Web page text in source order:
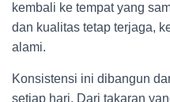
kembali ke tempat yang
dan kualitas tetap terjaga,
alami.
Konsistensi ini dibangun
setiap hari. Dari takaran